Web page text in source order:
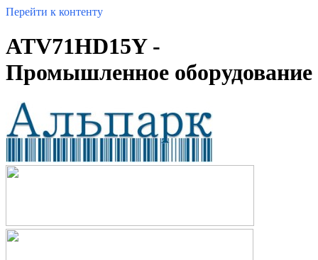
Перейти к контенту
ATV71HD15Y -
Промышленное оборудование